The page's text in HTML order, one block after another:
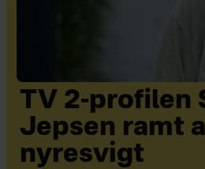
TV 2-profilen
Jepsen ramt
nyresvigt